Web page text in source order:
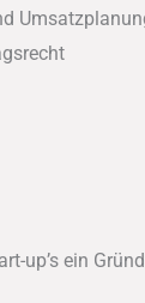
up’s ein